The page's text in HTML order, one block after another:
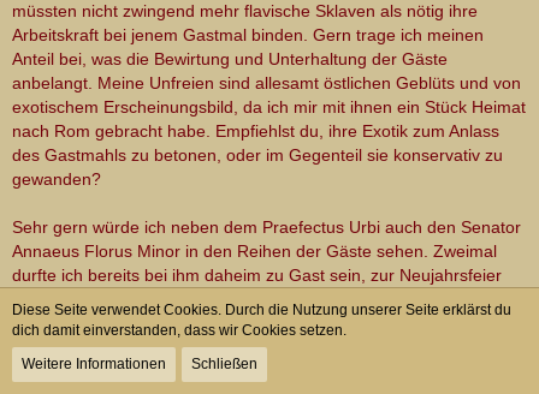
müssten nicht zwingend mehr flavische Sklaven als nötig ihre
Arbeitskraft bei jenem Gastmal binden. Gern trage ich meinen
Anteil bei, was die Bewirtung und Unterhaltung der Gäste
anbelangt. Meine Unfreien sind allesamt östlichen Geblüts und von
exotischem Erscheinungsbild, da ich mir mit ihnen ein Stück Heimat
nach Rom gebracht habe. Empfiehlst du, ihre Exotik zum Anlass
des Gastmahls zu betonen, oder im Gegenteil sie konservativ zu
gewanden?
Sehr gern würde ich neben dem Praefectus Urbi auch den Senator
Annaeus Florus Minor in den Reihen der Gäste sehen. Zweimal
durfte ich bereits bei ihm daheim zu Gast sein, zur Neujahrsfeier
und zu seiner Hochzeit, und ich würde mich gern für die erwiesene
Gastfreundschaft revanchieren. Zumal er als Senator gleichwohl
Interessantes aus dem aktuellen Geschehen wird beitragen
können.
Diese Seite verwendet Cookies. Durch die Nutzung unserer Seite erklärst du
dich damit einverstanden, dass wir Cookies setzen.
Weitere Informationen
Schließen